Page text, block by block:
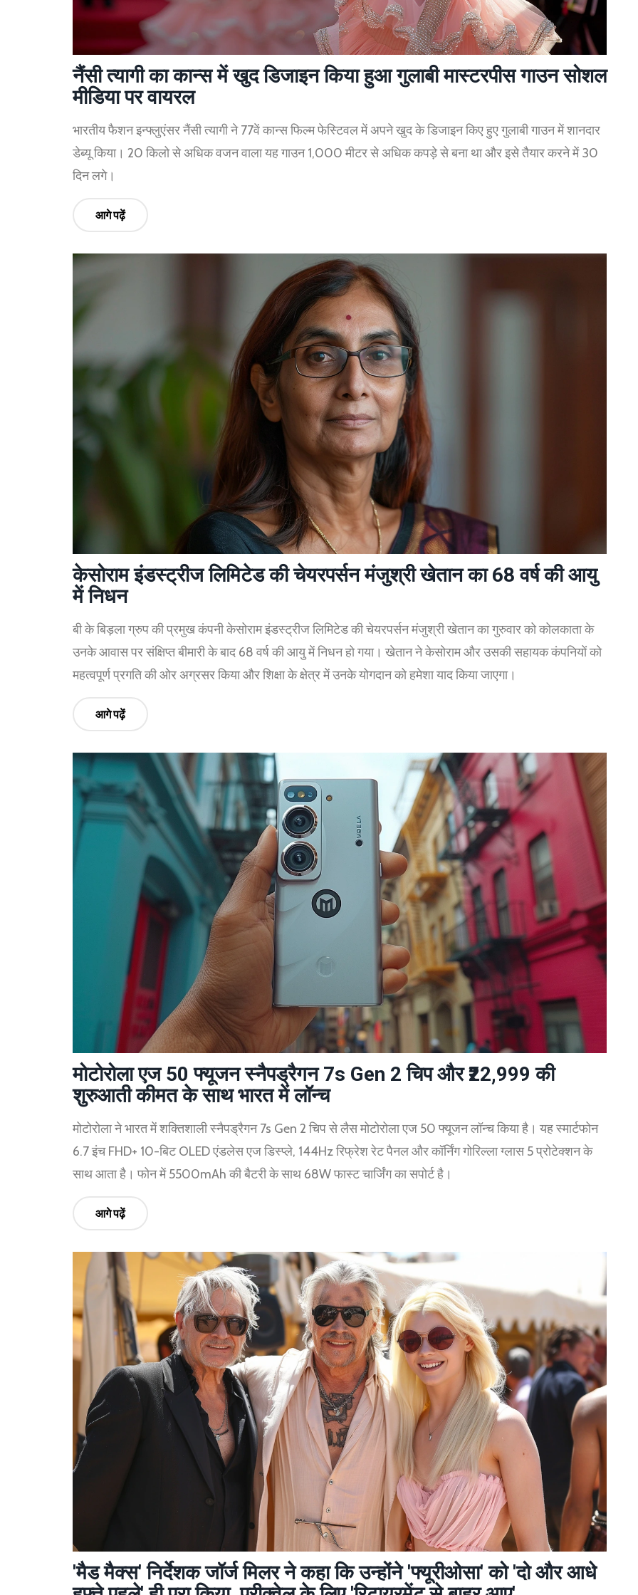
नैंसी त्यागी का कान्स में खुद डिजाइन किया हुआ गुलाबी मास्टरपीस गाउन सोशल
मीडिया पर वायरल
भारतीय फैशन इन्फ्लुएंसर नैंसी त्यागी ने 77वें कान्स फिल्म फेस्टिवल में अपने खुद के डिजाइन किए हुए गुलाबी गाउन में शानदार
डेब्यू किया। 20 किलो से अधिक वजन वाला यह गाउन 1,000 मीटर से अधिक कपड़े से बना था और इसे तैयार करने में 30
दिन लगे।
आगे पढ़ें
केसोराम इंडस्ट्रीज लिमिटेड की चेयरपर्सन मंजुश्री खेतान का 68 वर्ष की आयु
में निधन
बी के बिड़ला ग्रुप की प्रमुख कंपनी केसोराम इंडस्ट्रीज लिमिटेड की चेयरपर्सन मंजुश्री खेतान का गुरुवार को कोलकाता के
उनके आवास पर संक्षिप्त बीमारी के बाद 68 वर्ष की आयु में निधन हो गया। खेतान ने केसोराम और उसकी सहायक कंपनियों को
महत्वपूर्ण प्रगति की ओर अग्रसर किया और शिक्षा के क्षेत्र में उनके योगदान को हमेशा याद किया जाएगा।
आगे पढ़ें
मोटोरोला एज 50 फ्यूजन स्नैपड्रैगन 7s Gen 2 चिप और ₹22,999 की
शुरुआती कीमत के साथ भारत में लॉन्च
मोटोरोला ने भारत में शक्तिशाली स्नैपड्रैगन 7s Gen 2 चिप से लैस मोटोरोला एज 50 फ्यूजन लॉन्च किया है। यह स्मार्टफोन
6.7 इंच FHD+ 10-बिट OLED एंडलेस एज डिस्प्ले, 144Hz रिफ्रेश रेट पैनल और कॉर्निंग गोरिल्ला ग्लास 5 प्रोटेक्शन के
साथ आता है। फोन में 5500mAh की बैटरी के साथ 68W फास्ट चार्जिंग का सपोर्ट है।
आगे पढ़ें
'मैड मैक्स' निर्देशक जॉर्ज मिलर ने कहा कि उन्होंने 'फ्यूरीओसा' को 'दो और आधे